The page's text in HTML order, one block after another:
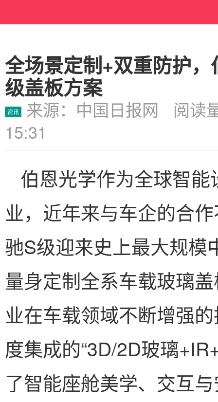
全场景定制+双重防护
级盖板方案
资讯
来源：中国日报网 阅读
15:31
伯恩光学作为全球智
业，近年来与车企的合
驰S级迎来史上最大规模
量身定制全系车载玻璃
业在车载领域不断增强
度集成的“3D/2D玻璃
了智能座舱美学、交互